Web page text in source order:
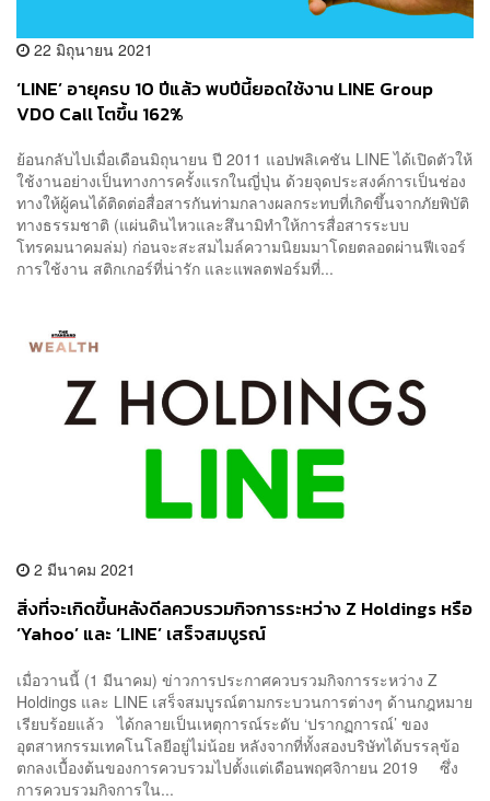
22 มิถุนายน 2021
‘LINE’ อายุครบ 10 ปีแล้ว พบปีนี้ยอดใช้งาน LINE Group
VDO Call โตขึ้น 162%
ย้อนกลับไปเมื่อเดือนมิถุนายน ปี 2011 แอปพลิเคชัน LINE ได้เปิดตัวให้
ใช้งานอย่างเป็นทางการครั้งแรกในญี่ปุ่น ด้วยจุดประสงค์การเป็นช่อง
ทางให้ผู้คนได้ติดต่อสื่อสารกันท่ามกลางผลกระทบที่เกิดขึ้นจากภัยพิบัติ
ทางธรรมชาติ (แผ่นดินไหวและสึนามิทำให้การสื่อสารระบบ
โทรคมนาคมล่ม) ก่อนจะสะสมไมล์ความนิยมมาโดยตลอดผ่านฟีเจอร์
การใช้งาน สติกเกอร์ที่น่ารัก และแพลตฟอร์มที่...
2 มีนาคม 2021
สิ่งที่จะเกิดขึ้นหลังดีลควบรวมกิจการระหว่าง Z Holdings หรือ
‘Yahoo’ และ ‘LINE’ เสร็จสมบูรณ์
เมื่อวานนี้ (1 มีนาคม) ข่าวการประกาศควบรวมกิจการระหว่าง Z
Holdings และ LINE เสร็จสมบูรณ์ตามกระบวนการต่างๆ ด้านกฎหมาย
เรียบร้อยแล้ว ได้กลายเป็นเหตุการณ์ระดับ ‘ปรากฏการณ์’ ของ
อุตสาหกรรมเทคโนโลยีอยู่ไม่น้อย หลังจากที่ทั้งสองบริษัทได้บรรลุข้อ
ตกลงเบื้องต้นของการควบรวมไปตั้งแต่เดือนพฤศจิกายน 2019 ซึ่ง
การควบรวมกิจการใน...